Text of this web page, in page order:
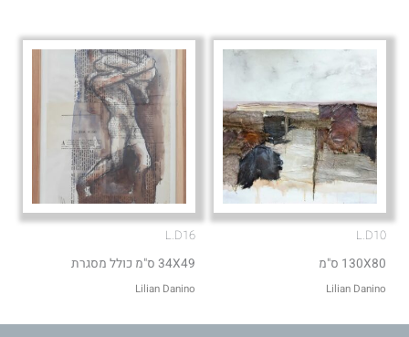
L.D10
130X80 ס"מ
Lilian Danino
L.D16
34X49 ס"מ כולל מסגרת
Lilian Danino